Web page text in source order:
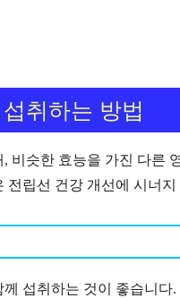
취하는 방법
비슷한 효능을 가진 다른
전립선 건강 개선에 시너
섭취하는 것이 좋습니